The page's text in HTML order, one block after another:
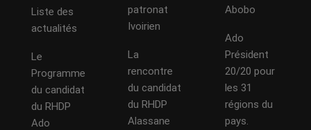
Liste des
actualités
Le
Programme
du candidat
du RHDP
Ado
patronat
Ivoirien
La
rencontre
du candidat
du RHDP
Alassane
Abobo
Ado
Président
20/20 pour
les 31
régions du
pays.